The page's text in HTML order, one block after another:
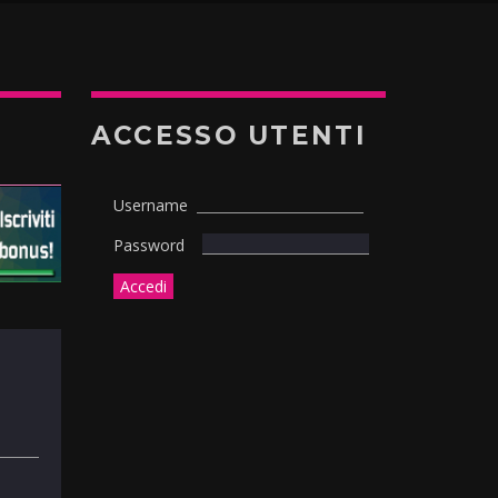
ACCESSO UTENTI
Username
Password